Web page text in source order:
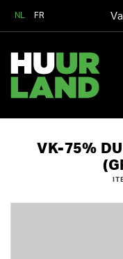
NL FR
VK-75%